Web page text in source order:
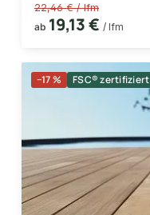
22,46 € / lfm
ab 19,13 € / lfm
−17 % FSC® zertifiziert